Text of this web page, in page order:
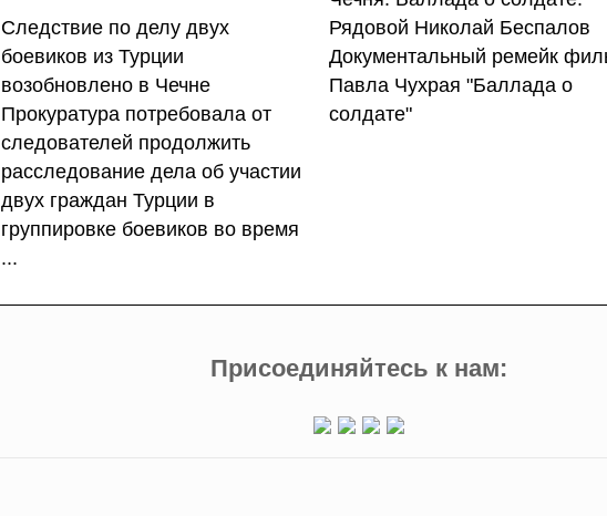
Следствие по делу двух
боевиков из Турции
возобновлено в Чечне
Прокуратура потребовала от
следователей продолжить
расследование дела об участии
двух граждан Турции в
группировке боевиков во время
...
Рядовой Николай Беспалов
Документальный ремейк
Павла Чухрая "Баллада о
солдате"
Присоединяйтесь к нам: